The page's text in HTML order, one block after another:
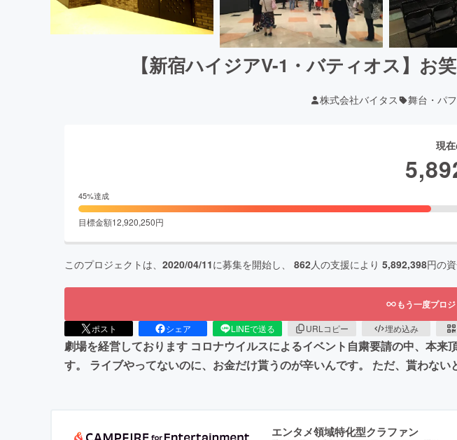
【新宿ハイジアV-1・バティオス】お
株式会社バイタス 舞台・パ
現
45%達成
目標金額12,920,250円
このプロジェクトは、 2020/04/11に募集を開始し、 862人の支援により 5,892,398円の
もう一度プロ
ポスト シェア LINEで送る URLコピー 埋め込み
劇場を経営しております コロナウイルスによるイベント自粛要請の中、本
す。 ライブやってないのに、お金だけ貰うのが辛いんです。 ただ、貰わな
エンタメ領域特化型クラファン